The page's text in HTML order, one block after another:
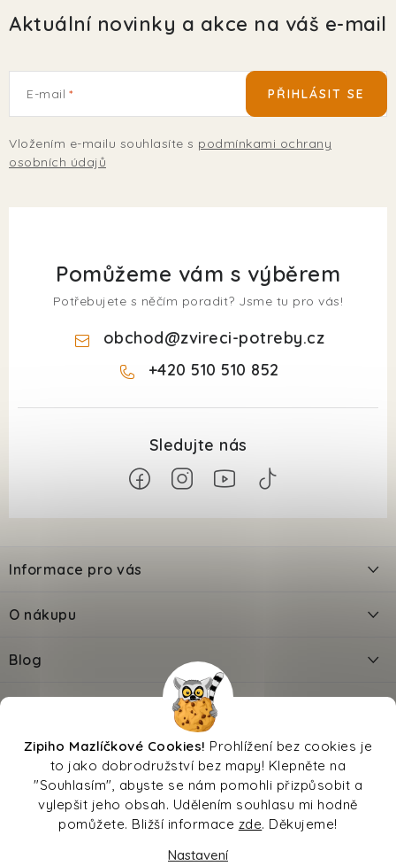
Zipiho Mazlíčkové Cookies! Prohlížení bez cookies je
to jako dobrodružství bez mapy! Klepněte na
"Souhlasím", abyste se nám pomohli přizpůsobit a
vylepšit jeho obsah. Udělením souhlasu mi hodně
pomůžete. Bližší informace zde. Děkujeme!
Nastavení
Aktuální novinky a akce na váš e-mail
E-mail
Vložením e-mailu souhlasíte s podmínkami ochrany
osobních údajů
PŘIHLÁSIT SE
Pomůžeme vám s výběrem
Potřebujete s něčím poradit? Jsme tu pro vás!
obchod@zvireci-potreby.cz
+420 510 510 852
p
a
Informace pro vás
Prodejna
O nás
Moje objednávka
Obchodní podmínky
O nákupu
Jak zadat slevový kód?
Reklamace
Vrácení zboží
Ochrana osobních údajů
Blog
Výbava pro kotě - Checklist
Výbava pro štěně - Checklist
Jedovaté potraviny pro psy a kočky
Odměňujeme psa: návod krok za krokem
Zipi® Oblíbené značky
Kalkulačka krmiva
Přechod na nové krmivo Převodník věku
Kalkulačka březosti
Sleva na pojištění
Hodnocení Magazín Affiliate